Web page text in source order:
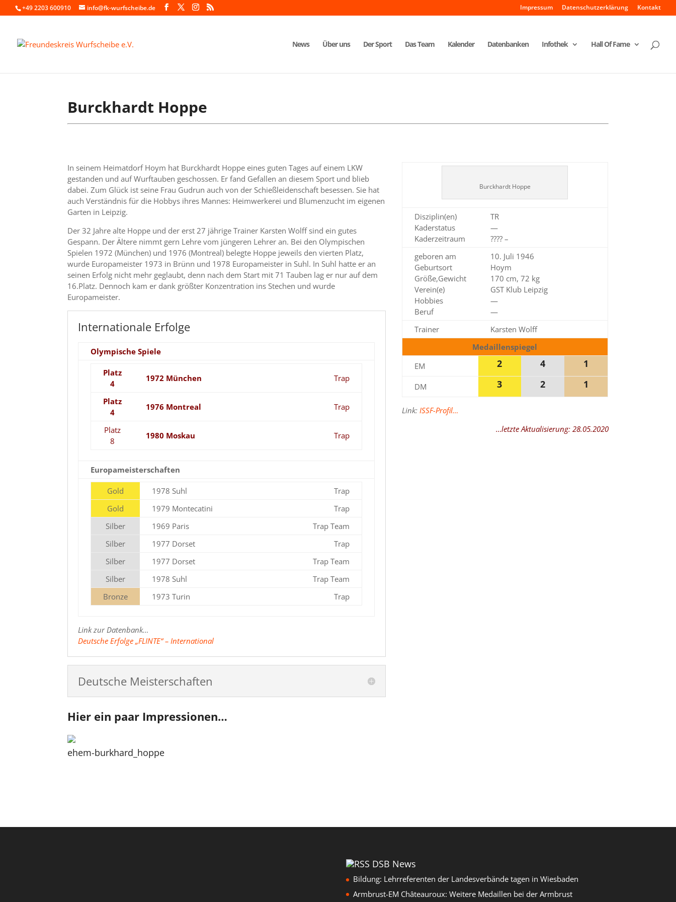
+49 2203 600910 info@fk-wurfscheibe.de Impressum Datenschutzerklärung Kontakt
News Über uns Der Sport Das Team Kalender Datenbanken Infothek Hall Of Fame
Burckhardt Hoppe
In seinem Heimatdorf Hoym hat Burckhardt Hoppe eines guten Tages auf einem LKW
gestanden und auf Wurftauben geschossen. Er fand Gefallen an diesem Sport und blieb
dabei. Zum Glück ist seine Frau Gudrun auch von der Schießleidenschaft besessen. Sie hat
auch Verständnis für die Hobbys ihres Mannes: Heimwerkerei und Blumenzucht im eigenen
Garten in Leipzig.
Der 32 Jahre alte Hoppe und der erst 27 jährige Trainer Karsten Wolff sind ein gutes
Gespann. Der Ältere nimmt gern Lehre vom jüngeren Lehrer an. Bei den Olympischen
Spielen 1972 (München) und 1976 (Montreal) belegte Hoppe jeweils den vierten Platz,
wurde Europameister 1973 in Brünn und 1978 Europameister in Suhl. In Suhl hatte er an
seinen Erfolg nicht mehr geglaubt, denn nach dem Start mit 71 Tauben lag er nur auf dem
16.Platz. Dennoch kam er dank größter Konzentration ins Stechen und wurde
Europameister.
Internationale Erfolge
Olympische Spiele
Platz
4
1972 München Trap
Platz
4
1976 Montreal Trap
Platz
8
1980 Moskau Trap
Europameisterschaften
Gold 1978 Suhl
Trap
Gold
1979 Montecatini
Trap
Silber
1969 Paris
Trap Team
Silber
1977 Dorset
Trap
Silber
1977 Dorset
Trap Team
Silber
1978 Suhl
Trap Team
Bronze
1973 Turin Trap
Link zur Datenbank…
Deutsche Erfolge „FLINTE“ – International
Deutsche Meisterschaften
Burckhardt Hoppe
Disziplin(en)
Kaderstatus
Kaderzeitraum
TR
—
???? –
geboren am
Geburtsort
Größe,Gewicht
Verein(e)
Hobbies
Beruf
10. Juli 1946
Hoym
170 cm, 72 kg
GST Klub Leipzig
—
—
Trainer
Karsten Wolff
Medaillenspiegel
EM
2 4 1
DM 3 2 1
Link: ISSF-Profil…
…letzte Aktualisierung: 28.05.2020
Hier ein paar Impressionen…
ehem-burkhard_hoppe
DSB News
Bildung: Lehrreferenten der Landesverbände tagen in Wiesbaden
Armbrust-EM Châteauroux: Weitere Medaillen bei der Armbrust